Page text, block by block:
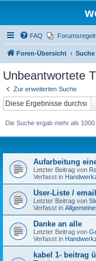
FAQ
Foren-Übersicht Suche
Unbeantwortete
Zur erweiterten Suche
Die Suche ergab mehr als
Aufarbeitung
Letzter Beitrag von
Verfasst in
User-Liste / email
Letzter Beitrag von
Verfasst in
Danke an alle
Letzter Beitrag von
Verfasst in
kabel 1- beitrag